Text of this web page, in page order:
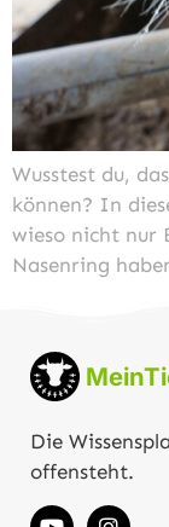
Wusstest du,
können? In
wieso nicht nur
Nasenring
Die
offensteht.